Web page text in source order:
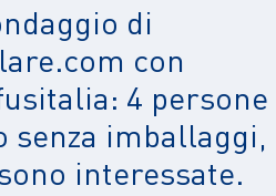
di
con
4 persone
senza imballaggi,
interessate.